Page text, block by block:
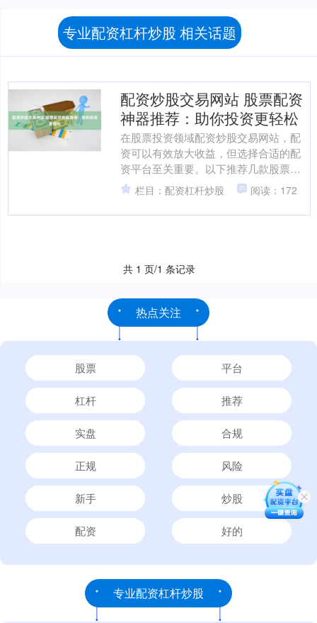
专业配资杠杆炒股 相关话题
配资炒股交易网站 股票配资
神器推荐：助你投资更轻松
在股票投资领域配资炒股交易网站，配
资可以有效放大收益，但选择合适的配
资平台至关重要。以下推荐几款股票配
资神器，助你投资更轻松： * **资金倍
增：**通过配资，....
栏目：配资杠杆炒股 阅读：172
共 1 页/1 条记录
热点关注
股票 平台
杠杆 推荐
实盘 合规
正规 风险
新手 炒股
配资 好的
专业配资杠杆炒股